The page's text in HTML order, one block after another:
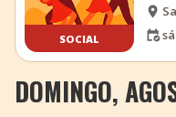
SOCIAL
DOMINGO,